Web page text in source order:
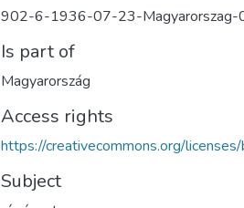
902-6-1936-07-23-
Is part of
Magyarország
Access rights
https://creativecommons.org/
Subject